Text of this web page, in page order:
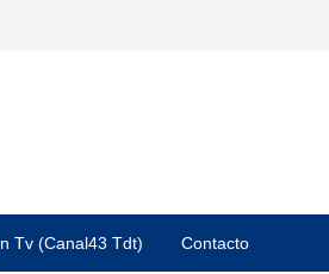
Tv (Canal43 Tdt) Contacto